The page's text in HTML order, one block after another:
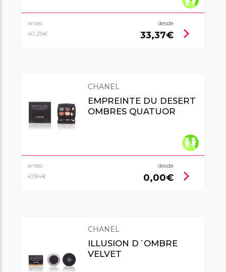
antes
40,29€
desde
33,37€ chevron_right
CHANEL
EMPREINTE DU DESERT
OMBRES QUATUOR
antes
47,84€
desde
0,00€ chevron_right
CHANEL
ILLUSION D´OMBRE
VELVET